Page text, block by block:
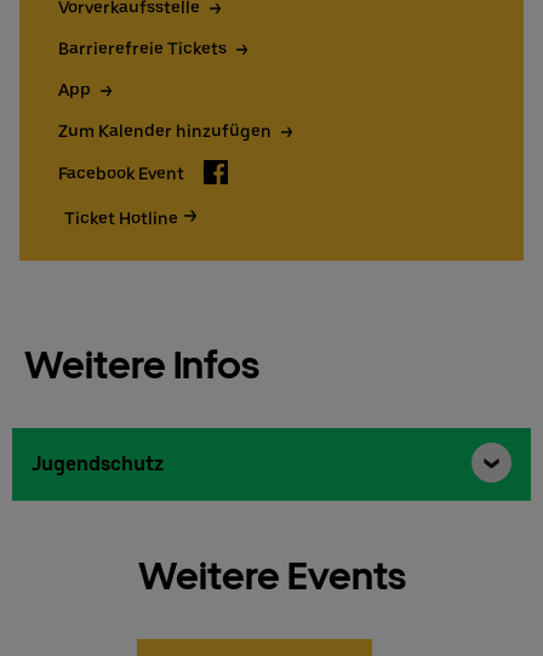
Vorverkaufsstelle
Barrierefreie Tickets
App
Zum Kalender hinzufügen
Facebook Event Facebook
Ticket Hotline
Weitere Infos
Jugendschutz
Weitere Events